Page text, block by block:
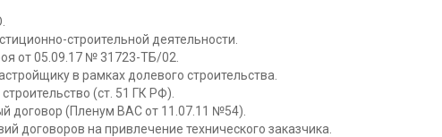
строительной деятельности.
от 05.09.17 № 31723-ТБ/02.
в рамках долевого строительства.
(ст. 51 ГК РФ).
договор (Пленум ВАС от 11.07.11 №54).
договоров на привлечение технического заказчика.